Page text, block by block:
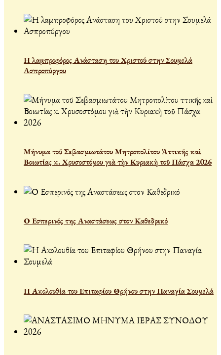
Η λαμπροφόρος Ανάσταση του Χριστού στην Σουμελά
Ασπροπύργου
Μήνυμα τοῦ Σεβασμιωτάτου Μητροπολίτου Ἀττικῆς καὶ
Βοιωτίας κ. Χρυσοστόμου γιὰ τὴν Κυριακὴ τοῦ Πάσχα 2026
Ο Εσπερινός της Αναστάσεως στον Καθεδρικό
Η Ακολουθία του Επιταφίου Θρήνου στην Παναγία Σουμελά